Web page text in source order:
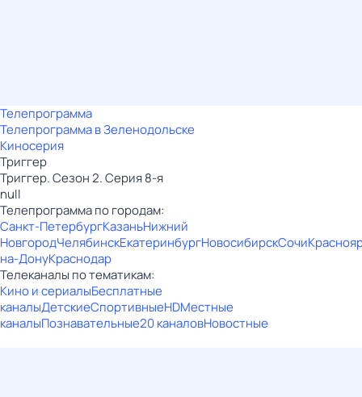
Телепрограмма
Телепрограмма в Зеленодольске
Киносерия
Триггер
Триггер. Сезон 2. Серия 8-я
null
Телепрограмма по городам:
Санкт-ПетербургКазаньНижний
НовгородЧелябинскЕкатеринбургНовосибирскСочи
на-ДонуКраснодар
Телеканалы по тематикам:
Кино и сериалыБесплатные
каналыДетскиеСпортивныеHDМестные
каналыПознавательные20 каналовНовостные